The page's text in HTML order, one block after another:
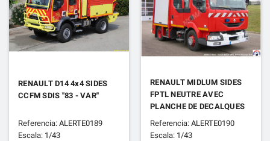
RENAULT D14 4x4 SIDES
CCFM SDIS "83 - VAR"
Referencia: ALERTE0189
Escala: 1/43
RENAULT MIDLUM SIDES
FPTL NEUTRE AVEC
PLANCHE DE DECALQUES
Referencia: ALERTE0190
Escala: 1/43